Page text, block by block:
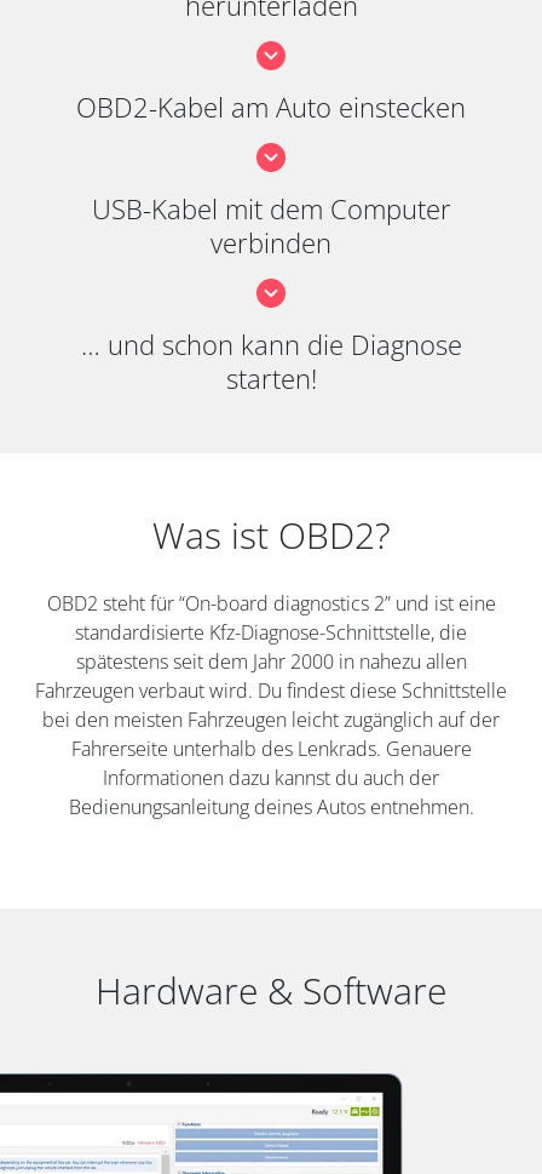
OBD2-Kabel am Auto einstecken
USB-Kabel mit dem Computer
verbinden
… und schon kann die Diagnose
starten!
Was ist OBD2?
OBD2 steht für “On-board diagnostics 2” und ist eine
standardisierte Kfz-Diagnose-Schnittstelle, die
spätestens seit dem Jahr 2000 in nahezu allen
Fahrzeugen verbaut wird. Du findest diese Schnittstelle
bei den meisten Fahrzeugen leicht zugänglich auf der
Fahrerseite unterhalb des Lenkrads. Genauere
Informationen dazu kannst du auch der
Bedienungsanleitung deines Autos entnehmen.
Hardware & Software